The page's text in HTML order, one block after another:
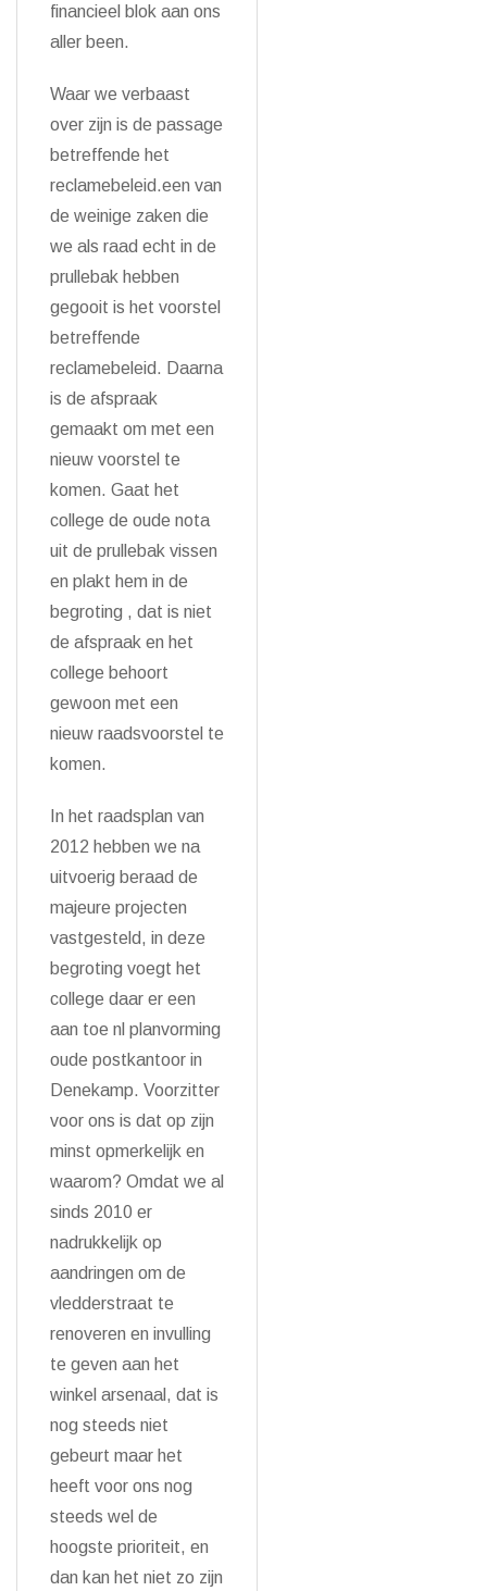
financieel blok aan ons
aller been.
Waar we verbaast
over zijn is de passage
betreffende het
reclamebeleid.een van
de weinige zaken die
we als raad echt in de
prullebak hebben
gegooit is het voorstel
betreffende
reclamebeleid. Daarna
is de afspraak
gemaakt om met een
nieuw voorstel te
komen. Gaat het
college de oude nota
uit de prullebak vissen
en plakt hem in de
begroting , dat is niet
de afspraak en het
college behoort
gewoon met een
nieuw raadsvoorstel te
komen.
In het raadsplan van
2012 hebben we na
uitvoerig beraad de
majeure projecten
vastgesteld, in deze
begroting voegt het
college daar er een
aan toe nl planvorming
oude postkantoor in
Denekamp. Voorzitter
voor ons is dat op zijn
minst opmerkelijk en
waarom? Omdat we al
sinds 2010 er
nadrukkelijk op
aandringen om de
vledderstraat te
renoveren en invulling
te geven aan het
winkel arsenaal, dat is
nog steeds niet
gebeurt maar het
heeft voor ons nog
steeds wel de
hoogste prioriteit, en
dan kan het niet zo zijn